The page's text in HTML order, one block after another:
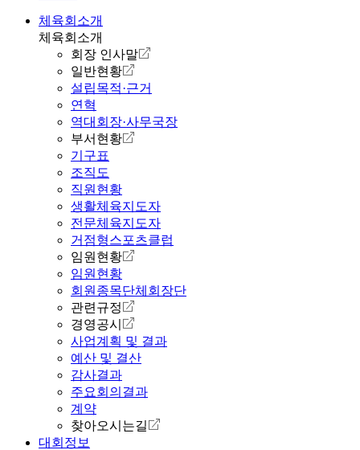
체육회소개
체육회소개
회장 인사말
일반현황
설립목적·근거
연혁
역대회장·사무국장
부서현황
기구표
조직도
직원현황
생활체육지도자
전문체육지도자
거점형스포츠클럽
임원현황
임원현황
회원종목단체회장단
관련규정
경영공시
사업계획 및 결과
예산 및 결산
감사결과
주요회의결과
계약
찾아오시는길
대회정보